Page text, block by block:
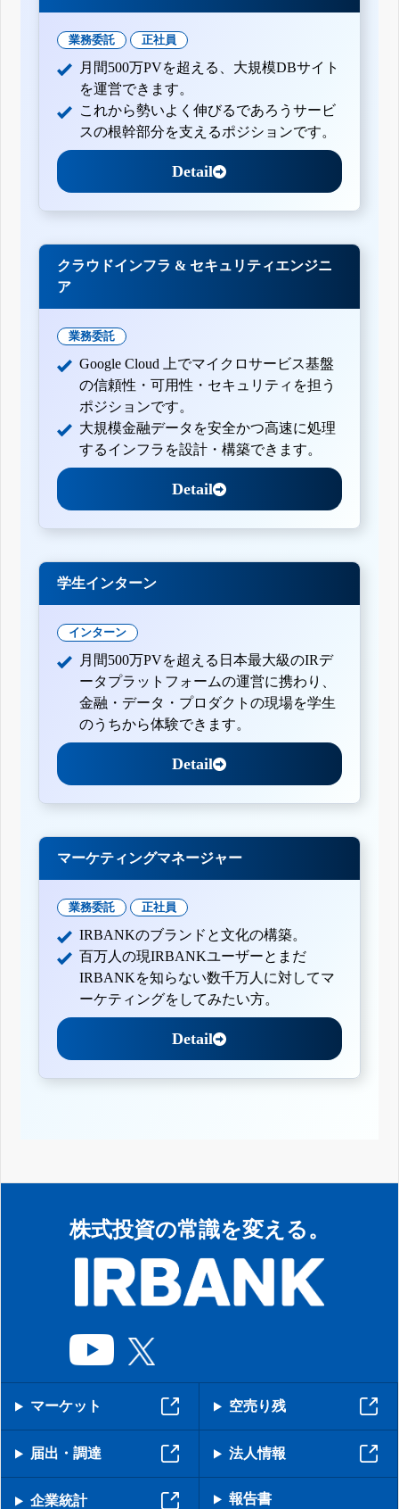
業務委託 正社員
月間500万PVを超える、大規模DBサイト
を運営できます。
これから勢いよく伸びるであろうサービ
スの根幹部分を支えるポジションです。
Detail
クラウドインフラ & セキュリティエンジニ
ア
業務委託
Google Cloud 上でマイクロサービス基盤
の信頼性・可用性・セキュリティを担う
ポジションです。
大規模金融データを安全かつ高速に処理
するインフラを設計・構築できます。
Detail
学生インターン
インターン
月間500万PVを超える日本最大級のIRデ
ータプラットフォームの運営に携わり、
金融・データ・プロダクトの現場を学生
のうちから体験できます。
Detail
マーケティングマネージャー
業務委託 正社員
IRBANKのブランドと文化の構築。
百万人の現IRBANKユーザーとまだ
IRBANKを知らない数千万人に対してマ
ーケティングをしてみたい方。
Detail
株式投資の常識を変える。
マーケット 空売り残
届出・調達 法人情報
企業統計 報告書